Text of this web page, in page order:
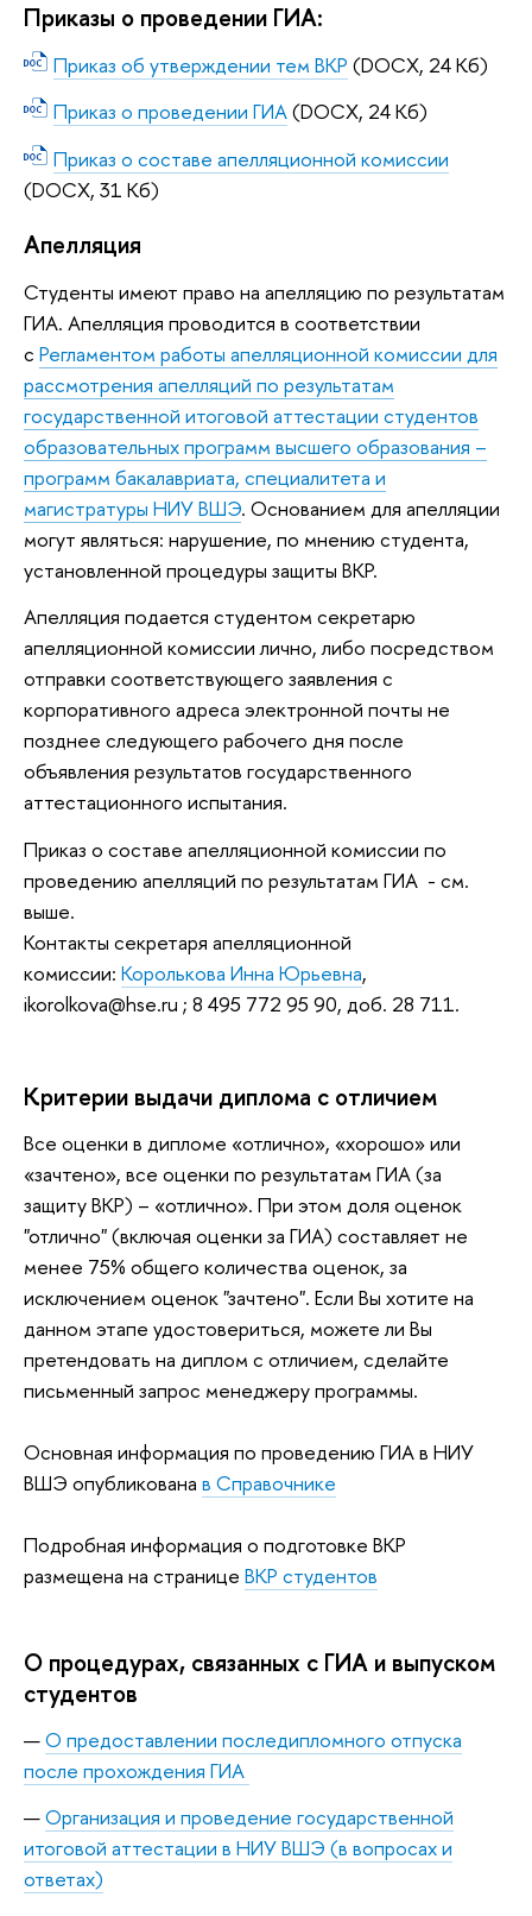
Приказы о проведении ГИА:
Приказ об утверждении тем ВКР (DOCX, 24 Кб)
Приказ о проведении ГИА(DOCX, 24 Кб)
Приказ о составе апелляционной комиссии
(DOCX, 31 Кб)
Апелляция
Студенты имеют право на апелляцию по результатам
ГИА. Апелляция проводится в соответствии
с Регламентом работы апелляционной комиссии для
рассмотрения апелляций по результатам
государственной итоговой аттестации студентов
образовательных программ высшего образования –
программ бакалавриата, специалитета и
магистратуры НИУ ВШЭ. Основанием для апелляции
могут являться: нарушение, по мнению студента,
установленной процедуры защиты ВКР.
Апелляция подается студентом секретарю
апелляционной комиссии лично, либо посредством
отправки соответствующего заявления с
корпоративного адреса электронной почты не
позднее следующего рабочего дня после
объявления результатов государственного
аттестационного испытания.
Приказ о составе апелляционной комиссии по
проведению апелляций по результатам ГИА - см.
выше.
Контакты секретаря апелляционной
комиссии: Королькова Инна Юрьевна,
ikorolkova@hse.ru ; 8 495 772 95 90, доб. 28 711.
Критерии выдачи диплома с отличием
Все оценки в дипломе «отлично», «хорошо» или
«зачтено», все оценки по результатам ГИА (за
защиту ВКР) – «отлично». При этом доля оценок
"отлично" (включая оценки за ГИА) составляет не
менее 75% общего количества оценок, за
исключением оценок "зачтено". Если Вы хотите на
данном этапе удостовериться, можете ли Вы
претендовать на диплом с отличием, сделайте
письменный запрос менеджеру программы.
Основная информация по проведению ГИА в НИУ
ВШЭ опубликована в Справочнике
Подробная информация о подготовке ВКР
размещена на странице ВКР студентов
О процедурах, связанных с ГИА и выпуском
студентов
О предоставлении последипломного отпуска
после прохождения ГИА
Организация и проведение государственной
итоговой аттестации в НИУ ВШЭ (в вопросах и
ответах)